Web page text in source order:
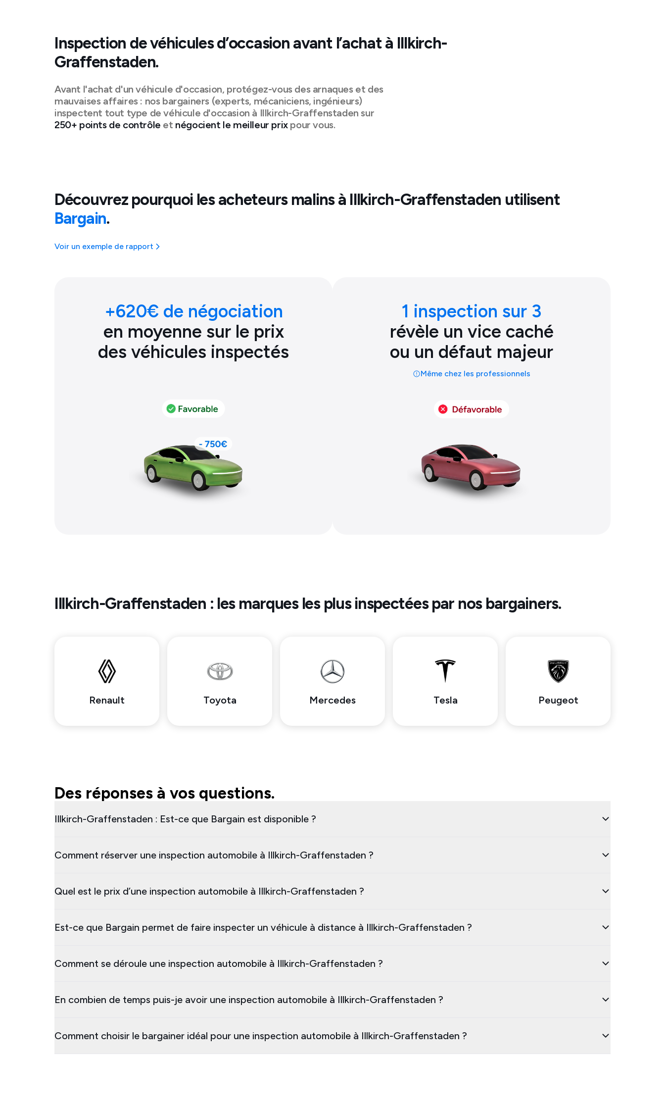
Inspection de véhicules d’occasion avant l’achat à Illkirch-
Graffenstaden.
Avant l'achat d'un véhicule d'occasion, protégez-vous des arnaques et des
mauvaises affaires : nos bargainers (experts, mécaniciens, ingénieurs)
inspectent tout type de véhicule d'occasion à Illkirch-Graffenstaden sur
250+ points de contrôle et négocient le meilleur prixpour vous.
Découvrez pourquoi les acheteurs malins à Illkirch-Graffenstaden utilisent
Bargain.
Voir un exemple de rapport
+620€ de négociation
en moyenne sur le prix
des véhicules inspectés
1 inspection sur 3
révèle un vice caché
ou un défaut majeur
Même chez les professionnels
Illkirch-Graffenstaden : les marques les plus inspectées par nos bargainers.
Renault Toyota Mercedes Tesla Peugeot
Des réponses à vos questions.
Illkirch-Graffenstaden : Est-ce que Bargain est disponible ?
Comment réserver une inspection automobile à Illkirch-Graffenstaden ?
Quel est le prix d’une inspection automobile à Illkirch-Graffenstaden ?
Est-ce que Bargain permet de faire inspecter un véhicule à distance à Illkirch-Graffenstaden ?
Comment se déroule une inspection automobile à Illkirch-Graffenstaden ?
En combien de temps puis-je avoir une inspection automobile à Illkirch-Graffenstaden ?
Comment choisir le bargainer idéal pour une inspection automobile à Illkirch-Graffenstaden ?